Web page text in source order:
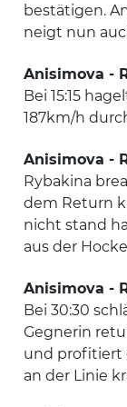
bestätigen.
neigt nun
Anisimova -
Bei 15:15
187km/h
Anisimova -
Rybakina
dem Return
nicht stand
aus der
Anisimova -
Bei 30:30
Gegnerin
und profitiert
an der Linie